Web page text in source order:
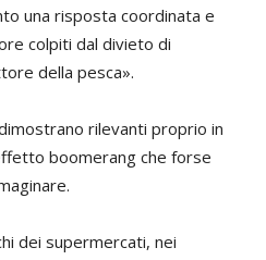
una risposta coordinata e
colpiti dal divieto di
della pesca».
rilevanti proprio in
boomerang che forse
dei supermercati, nei